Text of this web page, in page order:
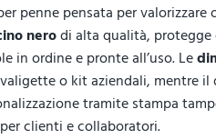
penne pensata per
nerodi alta qualità,
in ordine e pronte all’uso. Le
o kit aziendali, mentre
tramite stampa
clienti e collaboratori.